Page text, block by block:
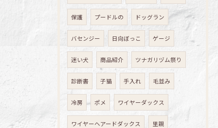
保護 プードルの ドッグラン
バセンジー 日向ぼっこ ゲージ
迷い犬 商品紹介 ツナガリヅム祭り
診断書 子猫 手入れ 毛並み
冷房 ポメ ワイヤーダックス
ワイヤーヘアードダックス 里親